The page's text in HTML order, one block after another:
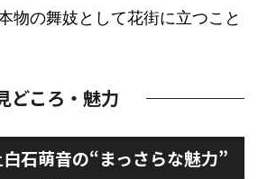
物の舞妓として花街に立つこと
どころ・魅力
石萌音の“まっさらな魅力”